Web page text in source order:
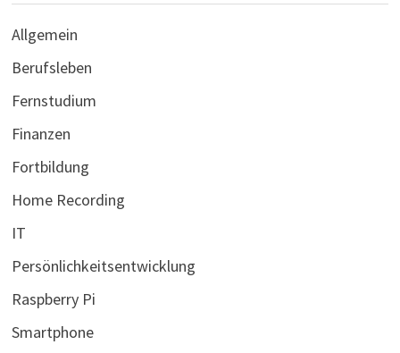
Allgemein
Berufsleben
Fernstudium
Finanzen
Fortbildung
Home Recording
IT
Persönlichkeitsentwicklung
Raspberry Pi
Smartphone